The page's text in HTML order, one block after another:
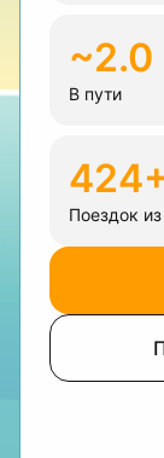
~2.0
В пути
Поездок